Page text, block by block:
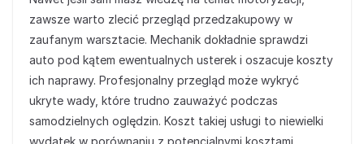
zawsze warto zlecić przegląd przedzakupowy w
zaufanym warsztacie. Mechanik dokładnie sprawdzi
auto pod kątem ewentualnych usterek i oszacuje koszty
ich naprawy. Profesjonalny przegląd może wykryć
ukryte wady, które trudno zauważyć podczas
samodzielnych oględzin. Koszt takiej usługi to niewielki
wydatek w porównaniu z potencjalnymi kosztami